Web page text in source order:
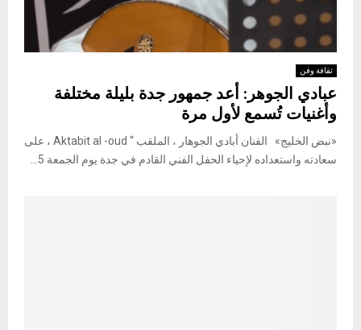
ثقافة وفن
عبادي الجوهر: أعد جمهور جدة بليلة مختلفة
وأغنيات تُسمع لأول مرة
«نبض الخليج» الفنان أبادي الجوهار ، الملقب “ Aktabit al -oud ، على
سعادته واستعداده لإحياء الحفل الفني القادم في جدة يوم الجمعة 5...